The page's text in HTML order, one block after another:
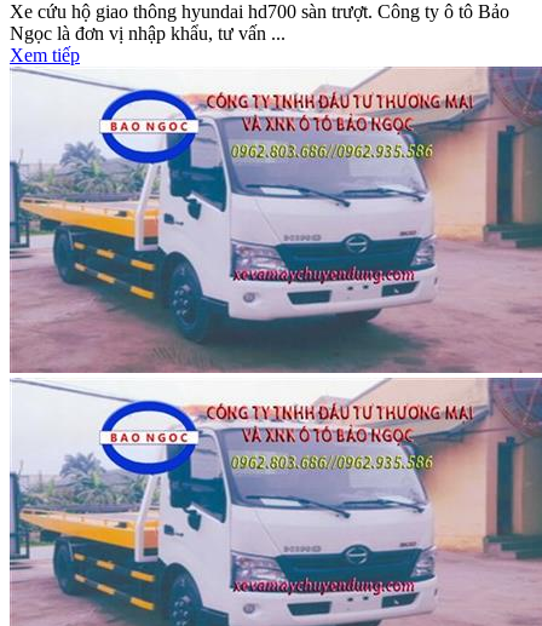
Xe cứu hộ giao thông hyundai hd700 sàn trượt. Công ty ô tô Bảo
Ngọc là đơn vị nhập khẩu, tư vấn ...
Xem tiếp